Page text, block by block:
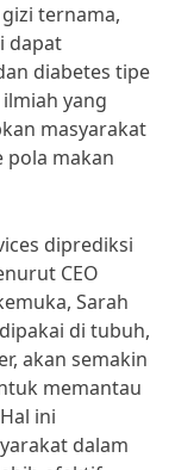
ternama,
dapat
diabetes tipe
yang
masyarakat
pola makan
diprediksi
CEO
Sarah
di tubuh,
akan semakin
memantau
ini
dalam